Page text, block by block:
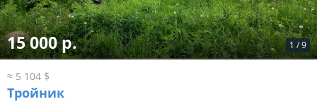
1 /9
15 000 р.
≈ 5 104 $
Тройник